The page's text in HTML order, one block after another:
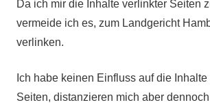
Da ich mir die Inhalte verlinkter Seiten
vermeide ich es, zum Landgericht
verlinken.
Ich habe keinen Einfluss auf die
Seiten, distanzieren mich aber